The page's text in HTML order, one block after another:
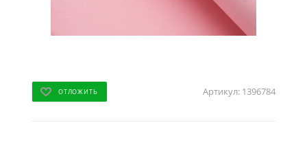
ОТЛОЖИТЬ Артикул: 1396784